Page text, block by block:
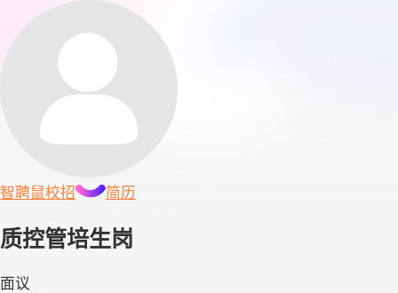
智聘鼠校招 简历
质控管培生岗
面议